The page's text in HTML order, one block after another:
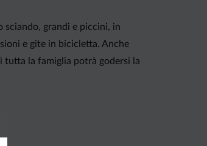
sciando, grandi e piccini, in
e gite in bicicletta. Anche
tutta la famiglia potrà godersi la